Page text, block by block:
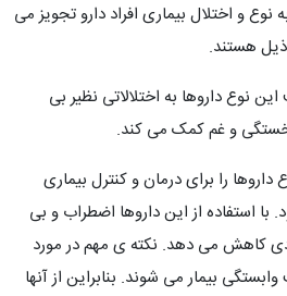
نوع و اختلال بیماری افراد دارو تجویز می
ذیل هستند.
نوع داروها به اختلالاتی نظیر بی
خستگی و غم کمک می کند.
داروها را برای درمان و کنترل بیماری
استفاده از این داروها اضطراب و بی
کاهش می دهد. نکته ی مهم در مورد
بیمار می شوند. بنابراین از آنها